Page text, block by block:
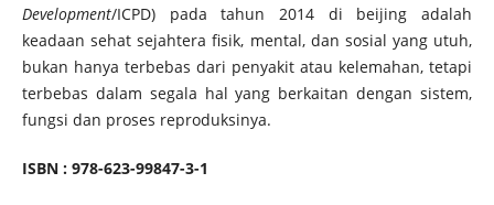
Development/ICPD) pada tahun 2014 di beijing adalah
keadaan sehat sejahtera fisik, mental, dan sosial yang utuh,
bukan hanya terbebas dari penyakit atau kelemahan, tetapi
terbebas dalam segala hal yang berkaitan dengan sistem,
fungsi dan proses reproduksinya.
ISBN : 978-623-99847-3-1